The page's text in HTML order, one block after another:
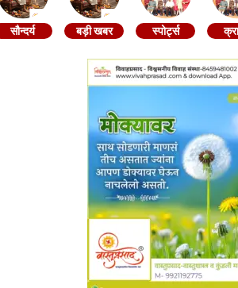
सौन्दर्य बड़ी खबर स्पोर्ट्स